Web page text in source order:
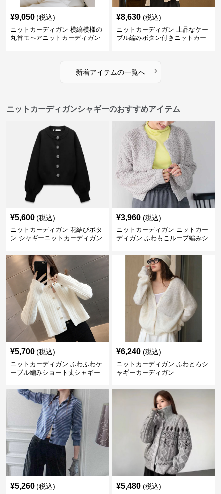
¥9,050 (税込)
ニットカーディガン 横縞模様の
丸首モヘアニットカーディガン
¥8,630 (税込)
ニットカーディガン 上品なケー
ブル編みボタン付きニットカー
新着アイテムの一覧へ ›
ニットカーディガンシャギーのおすすめアイテム
¥5,600 (税込)
ニットカーディガン 花結びボタ
ン シャギーニットカーディガン
¥3,960 (税込)
ニットカーディガン ニットカー
ディガン ふわもこループ編みシ
¥5,700 (税込)
ニットカーディガン ふわふわケ
ーブル編みショート丈シャギー
¥6,240 (税込)
ニットカーディガン ふわとろシ
ャギーカーディガン
¥5,260 (税込) ¥5,480 (税込)